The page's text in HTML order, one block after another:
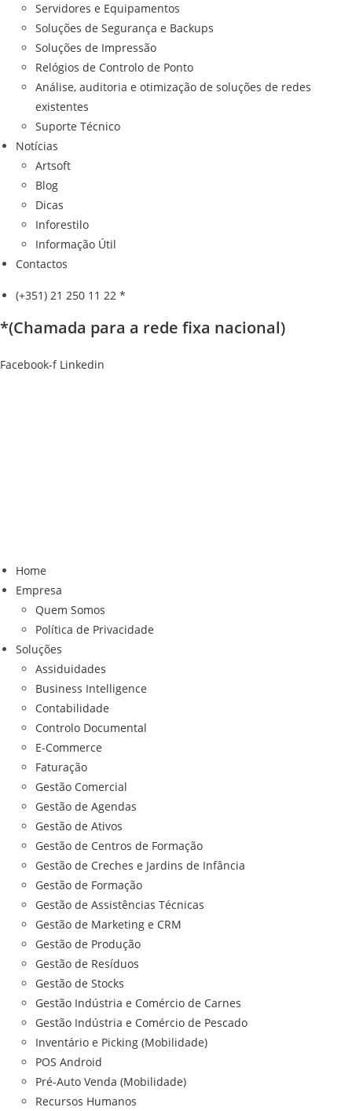
Servidores e Equipamentos
Soluções de Segurança e Backups
Soluções de Impressão
Relógios de Controlo de Ponto
Análise, auditoria e otimização de soluções de redes
existentes
Suporte Técnico
Notícias
Artsoft
Blog
Dicas
Inforestilo
Informação Útil
Contactos
(+351) 21 250 11 22 *
*(Chamada para a rede fixa nacional)
Facebook-f Linkedin
Home
Empresa
Quem Somos
Política de Privacidade
Soluções
Assiduidades
Business Intelligence
Contabilidade
Controlo Documental
E-Commerce
Faturação
Gestão Comercial
Gestão de Agendas
Gestão de Ativos
Gestão de Centros de Formação
Gestão de Creches e Jardins de Infância
Gestão de Formação
Gestão de Assistências Técnicas
Gestão de Marketing e CRM
Gestão de Produção
Gestão de Resíduos
Gestão de Stocks
Gestão Indústria e Comércio de Carnes
Gestão Indústria e Comércio de Pescado
Inventário e Picking (Mobilidade)
POS Android
Pré-Auto Venda (Mobilidade)
Recursos Humanos